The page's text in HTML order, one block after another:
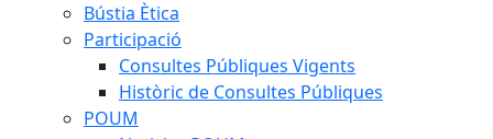
Bústia Ètica
Participació
Consultes Públiques Vigents
Històric de Consultes Públiques
POUM